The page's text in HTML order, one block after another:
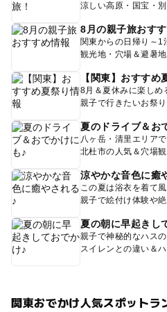
涼しい高原・国宝・
8月の親子旅おす
関東からの日帰り～1
観光地・穴場＆避暑
【関東】おすすめ
8月＆夏休みに楽しめ
親子で行きたいお祭
夏のドライブ＆お
八ヶ岳・清里エリア
北杜市の人気＆穴場
涼やかな音色に癒
この夏は浴衣を着て
親子で絵付け体験や
夏の朝に早起きし
親子で神秘的なハス
スイレンとの違い＆
関東おでかけ人気スポットラ